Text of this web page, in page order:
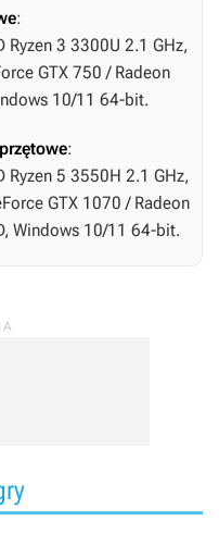
:
Ryzen 3 3300U 2.1 GHz,
GTX 750 / Radeon
10/11 64-bit.
:
Ryzen 5 3550H 2.1 GHz,
GTX 1070 / Radeon
Windows 10/11 64-bit.